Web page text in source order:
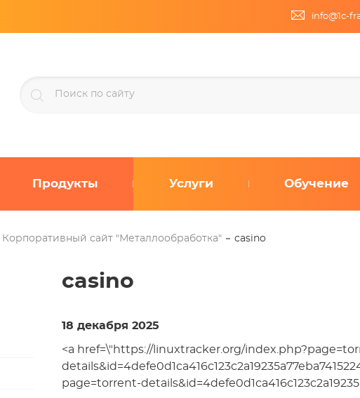
info@1c-
Продукты Услуги Обучение
Корпоративный сайт "Металлообработка" casino
casino
18 декабря 2025
<a href=\"https://linuxtracker.org/
page=torrent-